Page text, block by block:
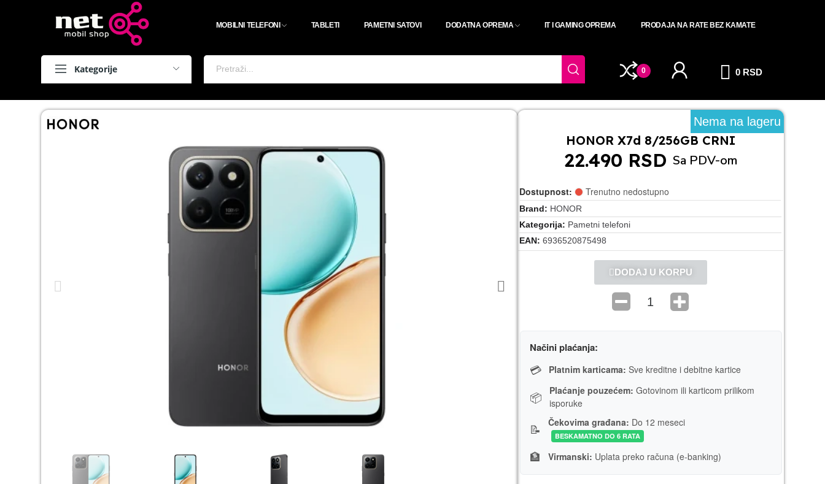
MOBILNI TELEFONI TABLETI PAMETNI SATOVI DODATNA OPREMA IT I GAMING OPREMA PRODAJA NA RATE BEZ KAMATE
Kategorije 0 0 RSD
Nema na lageru
HONOR X7d 8/256GB CRNI
22.490 RSD Sa PDV-om
Dostupnost: Trenutno nedostupno
Brand
HONOR
Kategorija
Pametni telefoni
EAN 6936520875498
DODAJ U KORPU
Načini plaćanja:
💳 Platnim karticama: Sve kreditne i debitne kartice
📦 Plaćanje pouzećem: Gotovinom ili karticom prilikom
isporuke
📝 Čekovima građana: Do 12 meseci
BESKAMATNO DO 6 RATA
🏦 Virmanski: Uplata preko računa (e-banking)